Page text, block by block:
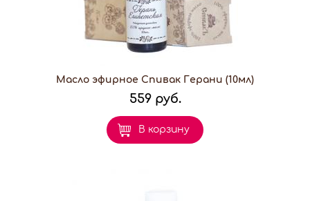
Масло эфирное Спивак Герани (10мл)
559 руб.
В корзину